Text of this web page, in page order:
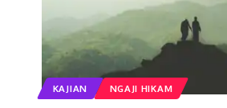
KAJIAN NGAJI HIKAM